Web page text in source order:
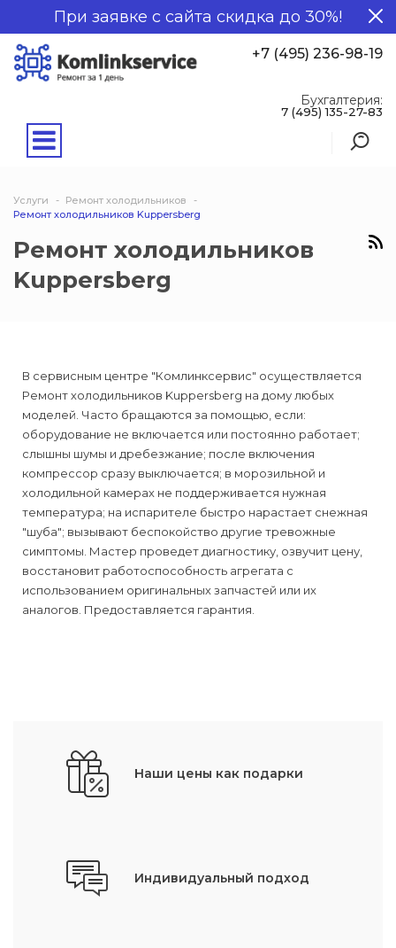
При заявке с сайта скидка до 30%!
+7 (495) 236-98-19
Бухгалтерия:
7 (495) 135-27-83
Услуги
Ремонт холодильников
Ремонт холодильников Kuppersberg
Ремонт холодильников
Kuppersberg
В сервисным центре "Комлинксервис" осуществляется
Ремонт холодильников Kuppersberg на дому любых
моделей. Часто бращаются за помощью, если:
оборудование не включается или постоянно работает;
слышны шумы и дребезжание; после включения
компрессор сразу выключается; в морозильной и
холодильной камерах не поддерживается нужная
температура; на испарителе быстро нарастает снежная
"шуба"; вызывают беспокойство другие тревожные
симптомы. Мастер проведет диагностику, озвучит цену,
восстановит работоспособность агрегата с
использованием оригинальных запчастей или их
аналогов. Предоставляется гарантия.
Наши цены как подарки
Индивидуальный подход